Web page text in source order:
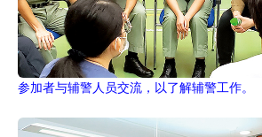
参加者与辅警人员交流，以了解辅警工作。